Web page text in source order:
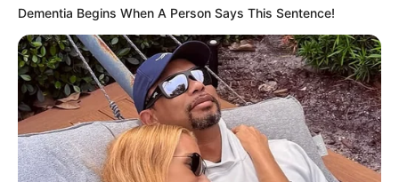
Dementia Begins When A Person Says This Sentence!